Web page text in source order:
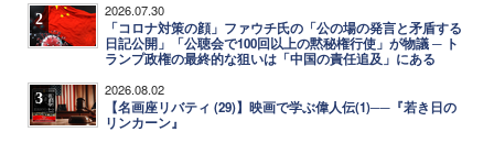
2 2026.07.30
「コロナ対策の顔」ファウチ氏の「公の場の発言と矛盾する
日記公開」「公聴会で100回以上の黙秘権行使」が物議 ─ ト
ランプ政権の最終的な狙いは「中国の責任追及」にある
3 2026.08.02
【名画座リバティ (29)】映画で学ぶ偉人伝(1)──『若き日の
リンカーン』